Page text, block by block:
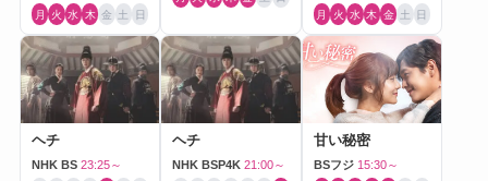
月 火 水 木 金 土 日 月 火 水 木 金 土 日
ヘチ
NHK BS 23:25～
ヘチ
NHK BSP4K 21:00～
甘い秘密
BSフジ 15:30～